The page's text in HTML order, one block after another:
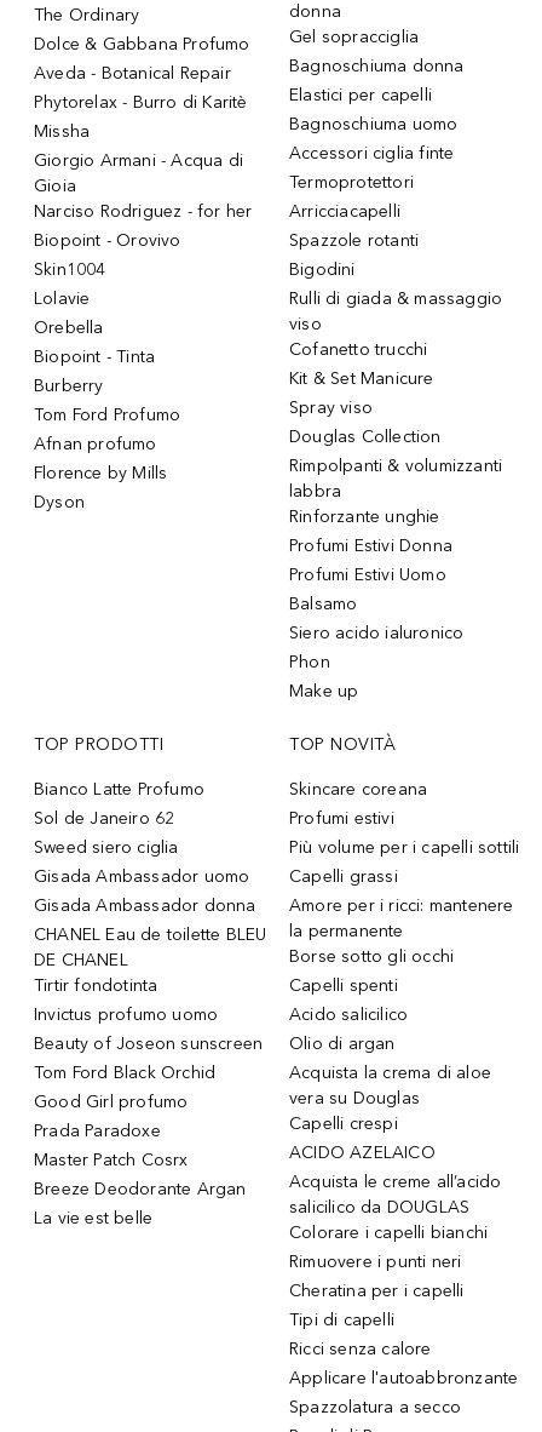
The Ordinary
Dolce & Gabbana Profumo
Aveda - Botanical Repair
Phytorelax - Burro di Karitè
Missha
Giorgio Armani - Acqua di
Gioia
Narciso Rodriguez - for her
Biopoint - Orovivo
Skin1004
Lolavie
Orebella
Biopoint - Tinta
Burberry
Tom Ford Profumo
Afnan profumo
Florence by Mills
Dyson
donna
Gel sopracciglia
Bagnoschiuma donna
Elastici per capelli
Bagnoschiuma uomo
Accessori ciglia finte
Termoprotettori
Arricciacapelli
Spazzole rotanti
Bigodini
Rulli di giada & massaggio
viso
Cofanetto trucchi
Kit & Set Manicure
Spray viso
Douglas Collection
Rimpolpanti & volumizzanti
labbra
Rinforzante unghie
Profumi Estivi Donna
Profumi Estivi Uomo
Balsamo
Siero acido ialuronico
Phon
Make up
TOP PRODOTTI
Bianco Latte Profumo
Sol de Janeiro 62
Sweed siero ciglia
Gisada Ambassador uomo
Gisada Ambassador donna
CHANEL Eau de toilette BLEU
DE CHANEL
Tirtir fondotinta
Invictus profumo uomo
Beauty of Joseon sunscreen
Tom Ford Black Orchid
Good Girl profumo
Prada Paradoxe
Master Patch Cosrx
Breeze Deodorante Argan
La vie est belle
TOP NOVITÀ
Skincare coreana
Profumi estivi
Più volume per i capelli sottili
Capelli grassi
Amore per i ricci: mantenere
la permanente
Borse sotto gli occhi
Capelli spenti
Acido salicilico
Olio di argan
Acquista la crema di aloe
vera su Douglas
Capelli crespi
ACIDO AZELAICO
Acquista le creme all’acido
salicilico da DOUGLAS
Colorare i capelli bianchi
Rimuovere i punti neri
Cheratina per i capelli
Tipi di capelli
Ricci senza calore
Applicare l'autoabbronzante
Spazzolatura a secco